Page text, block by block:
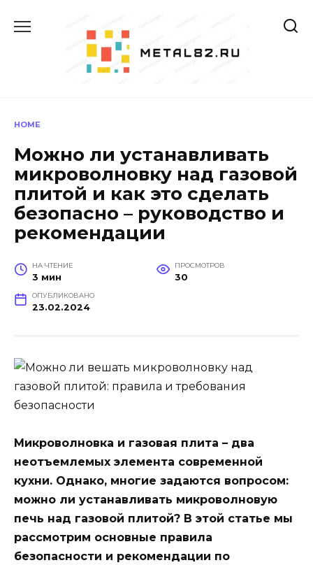
HOME
Можно ли устанавливать
микроволновку над газовой
плитой и как это сделать
безопасно – руководство и
рекомендации
НА ЧТЕНИЕ
3 мин
ПРОСМОТРОВ
30
ОПУБЛИКОВАНО
23.02.2024
Микроволновка и газовая плита – два
неотъемлемых элемента современной
кухни. Однако, многие задаются вопросом:
можно ли устанавливать микроволновую
печь над газовой плитой? В этой статье мы
рассмотрим основные правила
безопасности и рекомендации по